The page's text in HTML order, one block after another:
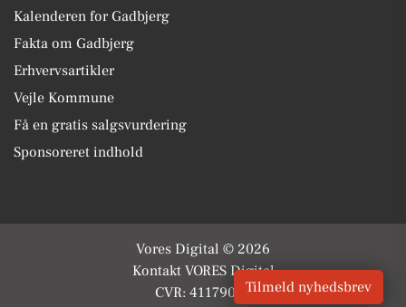
Kalenderen for Gadbjerg
Fakta om Gadbjerg
Erhvervsartikler
Vejle Kommune
Få en gratis salgsvurdering
Sponsoreret indhold
Vores Digital © 2026
Kontakt VORES Digital
CVR: 41179082Tilmeld nyhedsbrev